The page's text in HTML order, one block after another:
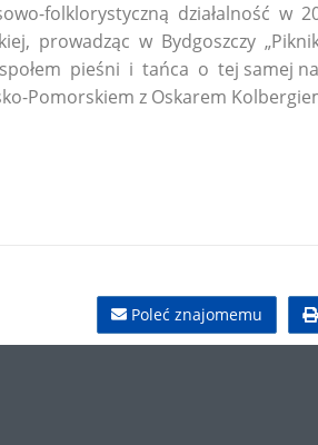
folklorystyczną działalność w
prowadząc w Bydgoszczy
pieśni i tańca o tej samej
Pomorskiem z Oskarem
Poleć znajomemu